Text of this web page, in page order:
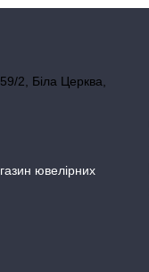
2, Біла Церква,
ювелірних